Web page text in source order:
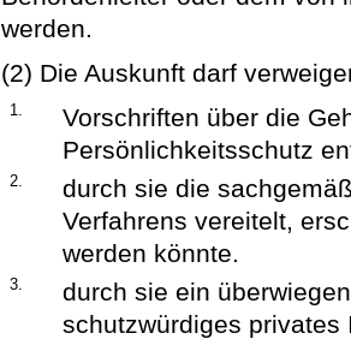
werden.
(2) Die Auskunft darf
1.
Vorschriften über die
Persönlichkeitsschutz
2.
durch sie die
Verfahrens vereitelt,
werden könnte.
3.
durch sie ein
schutzwürdiges